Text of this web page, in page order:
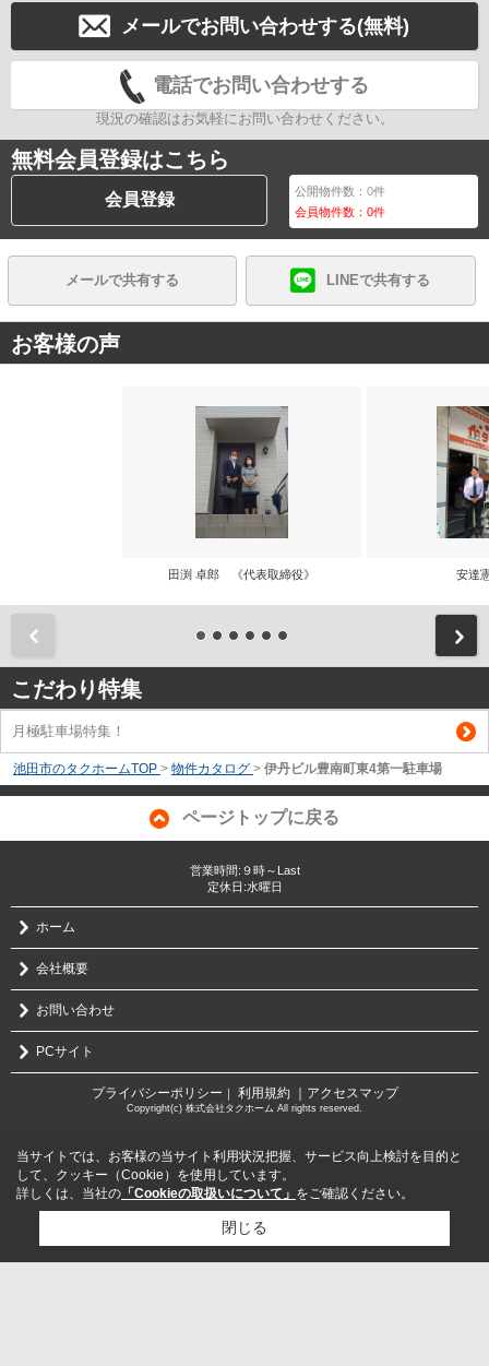
メールでお問い合わせする(無料)
電話でお問い合わせする
現況の確認はお気軽にお問い合わせください。
無料会員登録はこちら
会員登録 公開物件数：0件
会員物件数：0件
メールで共有する LINEで共有する
お客様の声
田渕 卓郎 《代表取締役》 安達
こだわり特集
月極駐車場特集！
池田市のタクホームTOP > 物件カタログ > 伊丹ビル豊南町東4第一駐車場
ページトップに戻る
営業時間:９時～Last
定休日:水曜日
ホーム
会社概要
お問い合わせ
PCサイト
プライバシーポリシー 利用規約 ｜アクセスマップ
Copyright(c) 株式会社タクホーム All rights reserved.
当サイトでは、お客様の当サイト利用状況把握、サービス向上検討を目的と
して、クッキー（Cookie）を使用しています。
詳しくは、当社の 「Cookieの取扱いについて」 をご確認ください。
閉じる